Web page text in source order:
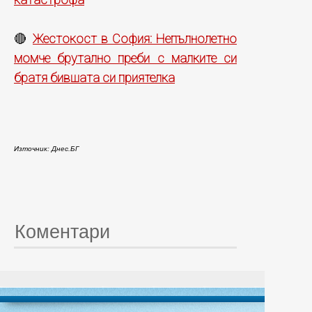
🔴 Жестокост в София: Непълнолетно
момче брутално преби с малките си
братя бившата си приятелка
Източник: Днес.БГ
Коментари